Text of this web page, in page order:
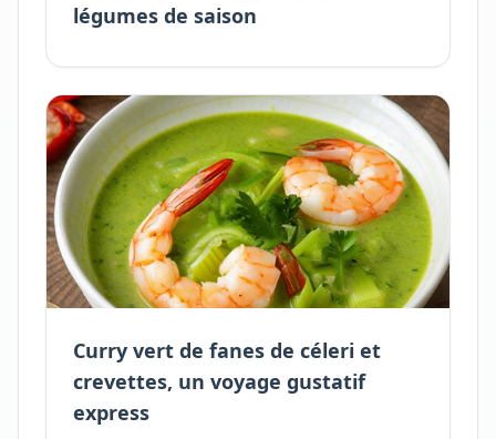
légumes de saison
Curry vert de fanes de céleri et
crevettes, un voyage gustatif
express